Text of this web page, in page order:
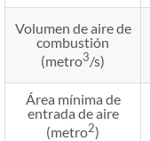
Volumen de aire de
combustión
(metro3/s)
Área mínima de
entrada de aire
(metro2)